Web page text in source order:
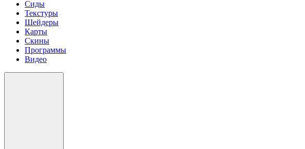
Сиды
Текстуры
Шейдеры
Карты
Скины
Программы
Видео